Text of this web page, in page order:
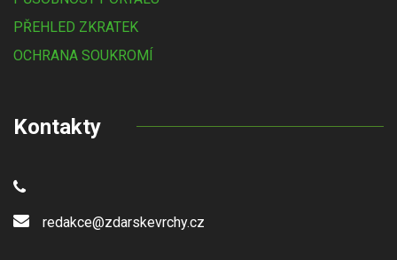
PŘEHLED ZKRATEK
OCHRANA SOUKROMÍ
Kontakty
redakce@zdarskevrchy.cz